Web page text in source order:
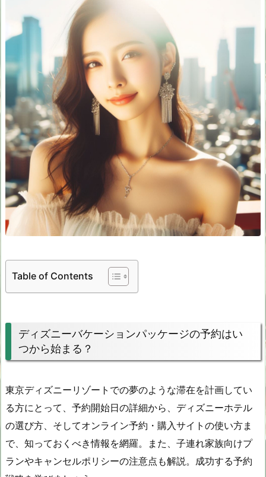
Table of Contents
ディズニーバケーションパッケージの予約はい
つから始まる？
東京ディズニーリゾートでの夢のような滞在を計画してい
る方にとって、予約開始日の詳細から、ディズニーホテル
の選び方、そしてオンライン予約・購入サイトの使い方ま
で、知っておくべき情報を網羅。また、子連れ家族向けプ
ランやキャンセルポリシーの注意点も解説。成功する予約